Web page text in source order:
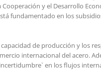
y el Desarrollo
fundamentado en los
de producción y los
internacional del acero.
en los flujos